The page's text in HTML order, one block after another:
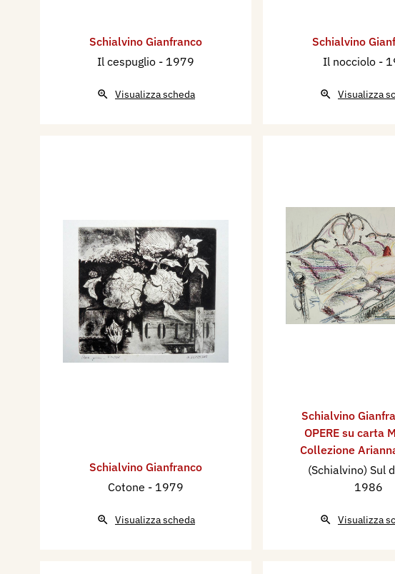
Schialvino ​Gianfranco
Il cespuglio - 1979
Visualizza scheda
Schialvino
Il nocciolo -
Visualizza
Schialvino ​Gianfranco
Cotone - 1979
Visualizza scheda
Schialvino
OPERE su carta
Collezione
(Schialvino) Sul
1986
Visualizza